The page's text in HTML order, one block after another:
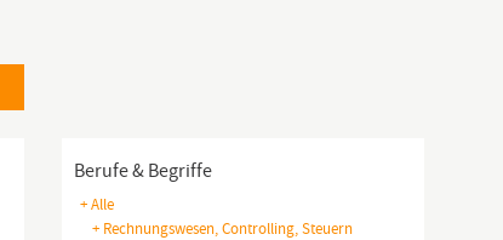
Berufe & Begriffe
+ Alle
+ Rechnungswesen, Controlling, Steuern